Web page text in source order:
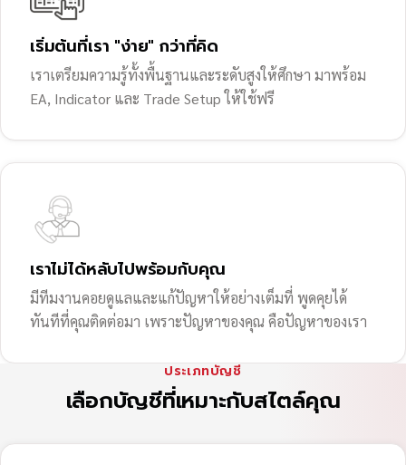
เริ่มต้นที่เรา "ง่าย" กว่าที่คิด
เราเตรียมความรู้ทั้งพื้นฐานและระดับสูงให้ศึกษา มาพร้อม
EA, Indicator และ Trade Setup ให้ใช้ฟรี
เราไม่ได้หลับไปพร้อมกับคุณ
มีทีมงานคอยดูแลและแก้ปัญหาให้อย่างเต็มที่ พูดคุยได้
ทันทีที่คุณติดต่อมา เพราะปัญหาของคุณ คือปัญหาของเรา
ประเภทบัญชี
เลือกบัญชีที่เหมาะกับสไตล์คุณ